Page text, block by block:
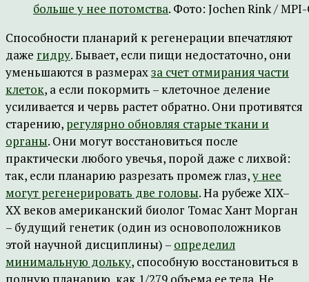
больше у нее потомства. Фото: Jochen Rink / MPI-
Способности планарий к регенерации впечатляют
даже гидру. Бывает, если пищи недостаточно, они
уменьшаются в размерахза счет отмирания части
клеток, а если покормить – клеточное деление
усиливается и червь растет обратно. Они противятся
старению, регулярно обновляя старые ткани и
органы. Они могут восстановиться после
практически любого увечья, порой даже с лихвой:
так, если планарию разрезать промеж глаз,у нее
могут регенерировать две головы. На рубеже XIX–
XX веков американский биолог Томас Хант Морган
– будущий генетик (один из основоположников
этой научной дисциплины) – определил
минимальную дольку, способную восстановиться в